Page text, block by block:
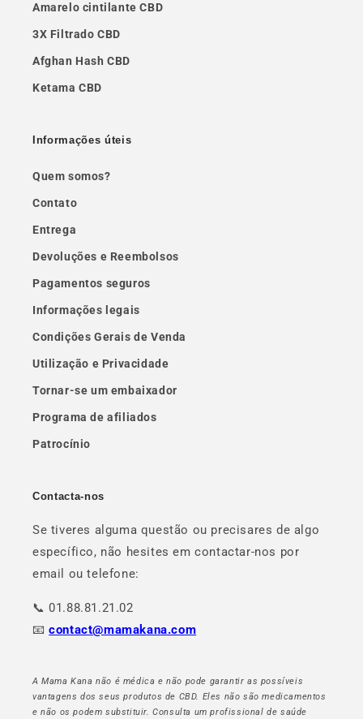
Amarelo cintilante CBD
3X Filtrado CBD
Afghan Hash CBD
Ketama CBD
Informações úteis
Quem somos?
Contato
Entrega
Devoluções e Reembolsos
Pagamentos seguros
Informações legais
Condições Gerais de Venda
Utilização e Privacidade
Tornar-se um embaixador
Programa de afiliados
Patrocínio
Contacta-nos
Se tiveres alguma questão ou precisares de algo
específico, não hesites em contactar-nos por
email ou telefone:
📞 01.88.81.21.02
📧contact@mamakana.com
A Mama Kana não é médica e não pode garantir as possíveis
vantagens dos seus produtos de CBD. Eles não são medicamentos
e não os podem substituir. Consulta um profissional de saúde